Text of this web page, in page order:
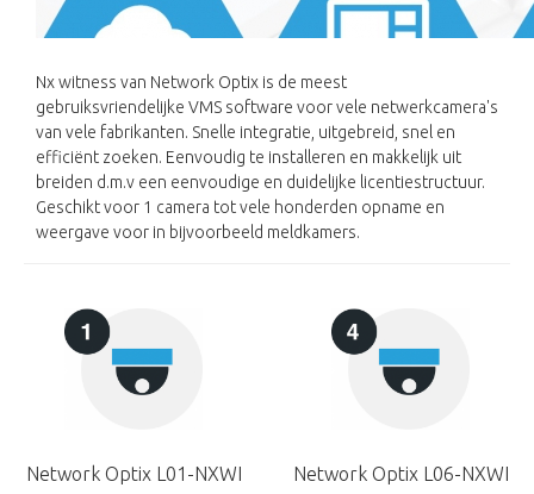
Nx witness van Network Optix is de meest
gebruiksvriendelijke VMS software voor vele netwerkcamera's
van vele fabrikanten. Snelle integratie, uitgebreid, snel en
efficiënt zoeken. Eenvoudig te installeren en makkelijk uit
breiden d.m.v een eenvoudige en duidelijke licentiestructuur.
Geschikt voor 1 camera tot vele honderden opname en
weergave voor in bijvoorbeeld meldkamers.
Network Optix L01-NXWI Network Optix L06-NXWI